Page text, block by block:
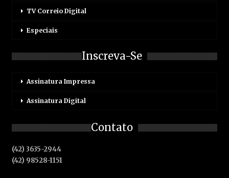
TV Correio Digital
Especiais
Inscreva-Se
Assinatura Impressa
Assinatura Digital
Contato
(42) 3635-2944
(42) 98528-1151